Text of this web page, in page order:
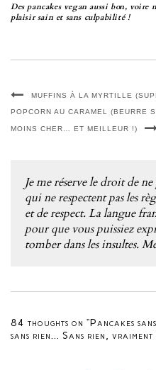
Des pancakes vegan aussi bon, voire
plaisir sain et sans culpabilité !
MUFFINS À LA MYRTILLE
POPCORN AU CARAMEL (BEURRE
MOINS CHER… ET MEILLEUR !)
Je me réserve le droit de
qui ne respectent pas les
et de respect. La langue
pour que vous puissiez
tomber dans les insultes.
84 thoughts on “Pancakes
sans rien… Sans rien, vraiment